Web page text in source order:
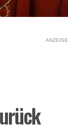
ANZEIGE